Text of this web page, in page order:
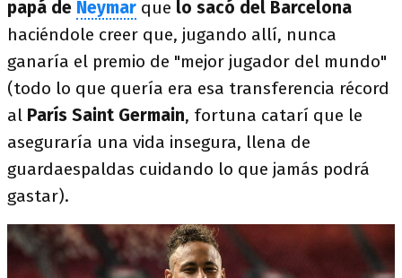
papá de Neymar que lo sacó del Barcelona
haciéndole creer que, jugando allí, nunca
ganaría el premio de "mejor jugador del mundo"
(todo lo que quería era esa transferencia récord
al París Saint Germain, fortuna catarí que le
aseguraría una vida insegura, llena de
guardaespaldas cuidando lo que jamás podrá
gastar).